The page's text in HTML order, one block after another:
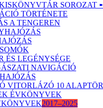
SOROZAT
TÖRTÉNETE
A TENGEREN
ÉS LEGÉNYSÉGE
NAVIGÁCIÓ
VITORLÁZÓ 10
ÉVKÖNYVEK
2017–2025